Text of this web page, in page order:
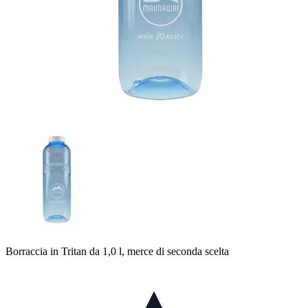
Borraccia in Tritan da 1,0 l, merce di seconda scelta